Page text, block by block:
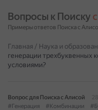
Вопросы к Поиску
Примеры ответов Поиска с
Главная / Наука и
генерации трехбуквенных
условиями?
Вопрос для Поиска с Алисой
#Генерация
#Комбинации